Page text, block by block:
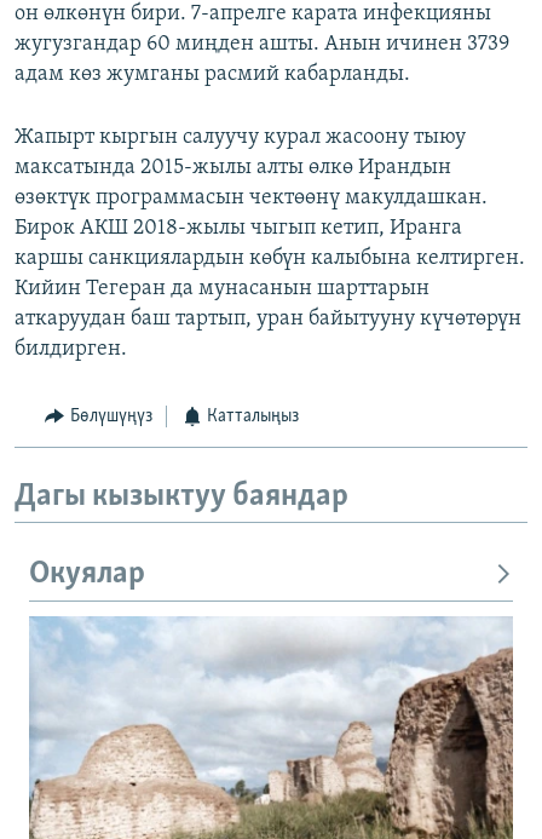
он өлкөнүн бири. 7-апрелге карата инфекцияны
жугузгандар 60 миңден ашты. Анын ичинен 3739
адам көз жумганы расмий кабарланды.
Жапырт кыргын салуучу курал жасоону тыюу
максатында 2015-жылы алты өлкө Ирандын
өзөктүк программасын чектөөнү макулдашкан.
Бирок АКШ 2018-жылы чыгып кетип, Иранга
каршы санкциялардын көбүн калыбына келтирген.
Кийин Тегеран да мунасанын шарттарын
аткаруудан баш тартып, уран байытууну күчөтөрүн
билдирген.
Бөлүшүңүз Катталыңыз
Дагы кызыктуу баяндар
Окуялар